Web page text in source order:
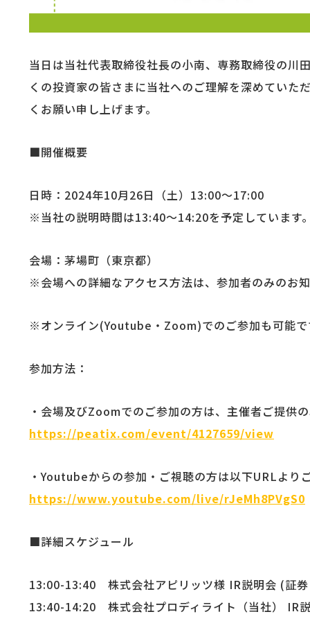
当日は当社代表取締役社長の小南、専務取締役の川
くの投資家の皆さまに当社へのご理解を深めてい
くお願い申し上げます。
■開催概要
日時：2024年10月26日（土）13:00～17:00
※当社の説明時間は13:40〜14:20を予定しています
会場：茅場町（東京都）
※会場への詳細なアクセス方法は、参加者のみのお
※オンライン(Youtube・Zoom)でのご参加も可能で
参加方法：
・会場及びZoomでのご参加の方は、主催者ご提供
https://peatix.com/event/4127659/view
・Youtubeからの参加・ご視聴の方は以下URLより
https://www.youtube.com/live/rJeMh8PVgS0
■詳細スケジュール
13:00-13:40 株式会社アピリッツ様 IR説明会 (証
13:40-14:20 株式会社プロディライト（当社） IR